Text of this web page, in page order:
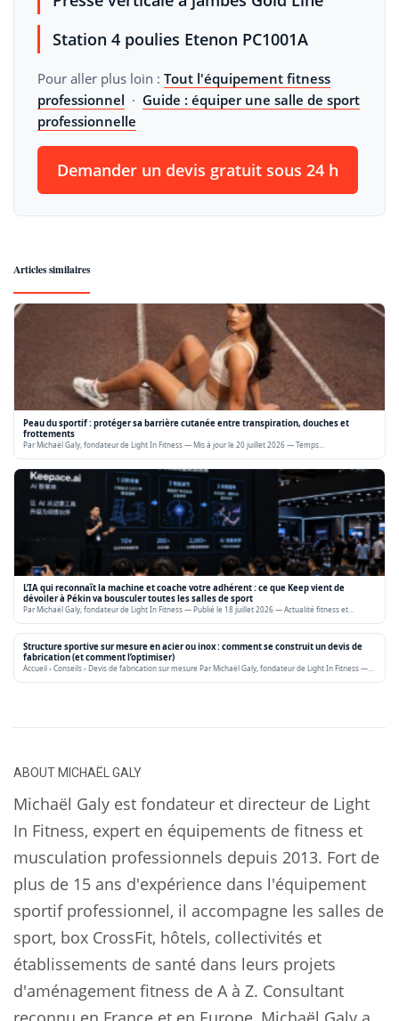
Station 4 poulies Etenon PC1001A
Pour aller plus loin : Tout l'équipement fitness
professionnel · Guide : équiper une salle de sport
professionnelle
Demander un devis gratuit sous 24 h
Articles similaires
Peau du sportif : protéger sa barrière cutanée entre transpiration, douches et
frottements
Par Michaël Galy, fondateur de Light In Fitness — Mis à jour le 20 juillet 2026 — Temps…
L’IA qui reconnaît la machine et coache votre adhérent : ce que Keep vient de
dévoiler à Pékin va bousculer toutes les salles de sport
Par Michaël Galy, fondateur de Light In Fitness — Publié le 18 juillet 2026 — Actualité fitness et…
Structure sportive sur mesure en acier ou inox : comment se construit un devis de
fabrication (et comment l’optimiser)
Accueil › Conseils › Devis de fabrication sur mesure Par Michaël Galy, fondateur de Light In Fitness —…
ABOUT MICHAËL GALY
Michaël Galy est fondateur et directeur de Light
In Fitness, expert en équipements de fitness et
musculation professionnels depuis 2013. Fort de
plus de 15 ans d'expérience dans l'équipement
sportif professionnel, il accompagne les salles de
sport, box CrossFit, hôtels, collectivités et
établissements de santé dans leurs projets
d'aménagement fitness de A à Z. Consultant